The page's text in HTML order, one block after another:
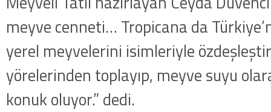
meyve cenneti… Tropicana da
yerel meyvelerini isimleriyle
yörelerinden toplayıp, meyve suyu
konuk oluyor.” dedi.